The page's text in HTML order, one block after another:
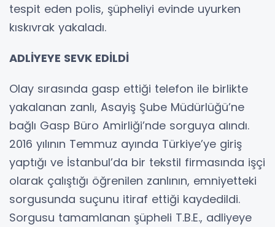
tespit eden polis, şüpheliyi evinde uyurken
kıskıvrak yakaladı.
ADLİYEYE SEVK EDİLDİ
Olay sırasında gasp ettiği telefon ile birlikte
yakalanan zanlı, Asayiş Şube Müdürlüğü’ne
bağlı Gasp Büro Amirliği’nde sorguya alındı.
2016 yılının Temmuz ayında Türkiye’ye giriş
yaptığı ve İstanbul’da bir tekstil firmasında işçi
olarak çalıştığı öğrenilen zanlının, emniyetteki
sorgusunda suçunu itiraf ettiği kaydedildi.
Sorgusu tamamlanan şüpheli T.B.E., adliyeye